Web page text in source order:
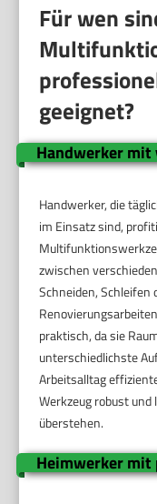
Für wen
geeignet?
Handwerker
Handwerker, die
im Einsatz sind,
zwischen
Schneiden, Schleifen
praktisch, da sie
unterschiedlichste
Arbeitsalltag
Werkzeug robust
überstehen.
Heimwerker